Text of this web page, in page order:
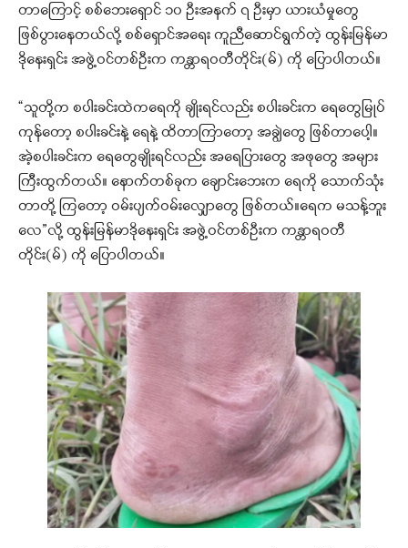
တာ‌ကြောင့် စစ်ဘေးရှောင် ၁၀ ဦးအနက် ၇ ဦးမှာ ယားယံမှုတွေ
ဖြစ်ပွားနေတယ်လို့ စစ်ရှောင်အရေး ကူညီဆောင်ရွက်တဲ့ ထွန်းမြန်မာ
ဒိုနေးရှင်း အဖွဲ့ဝင်တစ်ဦးက ကန္တာရဝတီတိုင်း(မ်) ကို ပြောပါတယ်။
“သူတို့က စပါးခင်းထဲကရေကို ချိုးရင်လည်း စပါးခင်းက ရေတွေမြုပ်
ကုန်တော့ စပါးခင်းနဲ့ ရေနဲ့ ထိတာကြာတော့ အချွဲတွေ ဖြစ်တာပေါ့။
အဲ့စပါးခင်းက ရေတွေချိုးရင်လည်း အရေပြားတွေ အဖုတွေ အများ
ကြီးထွက်တယ်။ နောက်တစ်ခုက ချောင်းဘေးက ရေကို သောက်သုံး
တာတို့ ကြတော့ ဝမ်းပျက်ဝမ်းလျှောတွေ ဖြစ်တယ်။ရေက မသန့်ဘူး
လေ”လို့ ထွန်းမြန်မာဒိုနေးရှင်း အဖွဲ့ဝင်တစ်ဦးက ကန္တာရဝတီ
တိုင်း(မ်) ကို ပြောပါတယ်။